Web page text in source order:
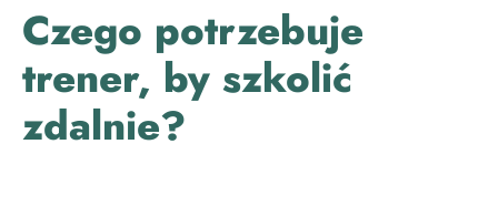
Czego potrzebuje
trener, by szkolić
zdalnie?